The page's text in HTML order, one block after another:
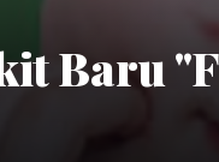
Baru